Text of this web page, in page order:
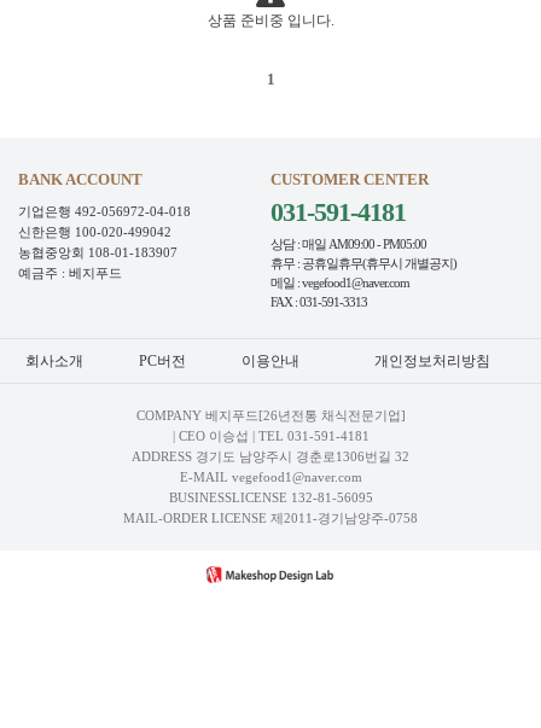
상품 준비중 입니다.
1
BANK ACCOUNT
기업은행 492-056972-04-018
신한은행 100-020-499042
농협중앙회 108-01-183907
예금주 : 베지푸드
CUSTOMER CENTER
031-591-4181
상담 : 매일 AM09:00 - PM05:00
휴무 : 공휴일휴무(휴무시 개별공지)
메일 : vegefood1@naver.com
FAX : 031-591-3313
회사소개 PC버전 이용안내 개인정보처리방침
COMPANY 베지푸드[26년전통 채식전문기업]
| CEO 이승섭 | TEL 031-591-4181
ADDRESS 경기도 남양주시 경춘로1306번길 32
E-MAIL vegefood1@naver.com
BUSINESSLICENSE 132-81-56095
MAIL-ORDER LICENSE 제2011-경기남양주-0758